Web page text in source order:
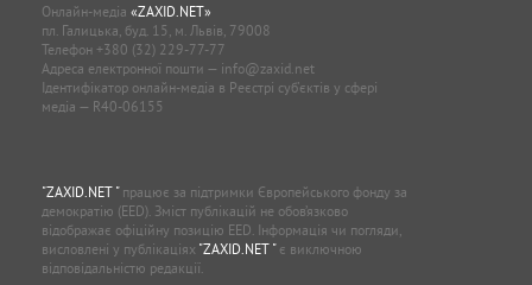
Онлайн-медіа «ZAXID.NET»
пл. Галицька, буд. 15, м. Львів, 79008
Телефон +380 (32) 229-77-77
Адреса електронної пошти — info@zaxid.net
Ідентифікатор онлайн-медіа в Реєстрі суб'єктів у сфері
медіа — R40-06155
"ZAXID.NET "працює за підтримки Європейського фонду за
демократію (EED). Зміст публікацій не обов’язково
відображає офіційну позицію EED. Інформація чи погляди,
висловлені у публікаціях "ZAXID.NET "є виключною
відповідальністю редакції.